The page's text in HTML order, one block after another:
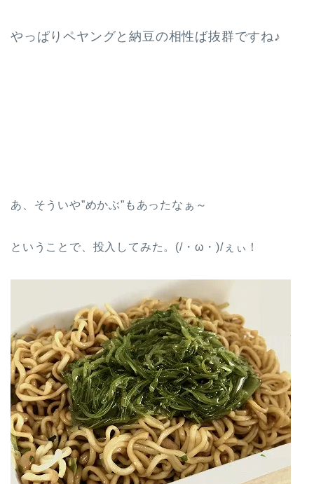
やっぱりペヤングと納豆の相性ば抜群ですね♪
あ、そういや”めかぶ”もあったなぁ～
ということで、投入してみた。(/・ω・)/ぇぃ！